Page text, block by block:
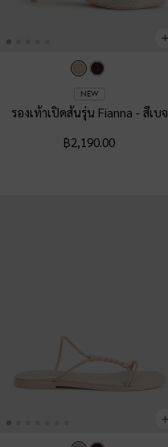
NEW
รองเท้าเปิดส้นรุ่น Fianna - สีเบจ
฿2,190.00